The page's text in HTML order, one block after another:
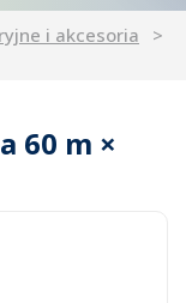
i akcesoria
60 m ×